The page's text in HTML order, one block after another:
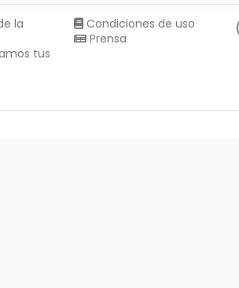
la
tus
Condiciones de uso
Prensa